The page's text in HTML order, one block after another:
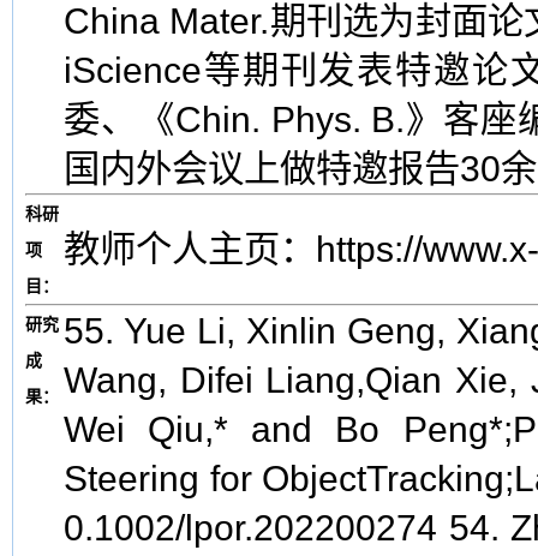
China Mater.期刊选为封面
iScience等期刊发表特邀论
委、《Chin. Phys. B.》客座
国内外会议上做特邀报告30
科研
项
目：
教师个人主页：https://
研究
成
果：
55. Yue Li, Xinlin Geng,
Wang, Difei Liang,Qian
Wei Qiu,* and Bo
Steering for
0.1002/lpor.202200274 54.